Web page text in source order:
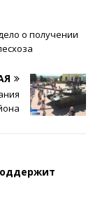
о получении